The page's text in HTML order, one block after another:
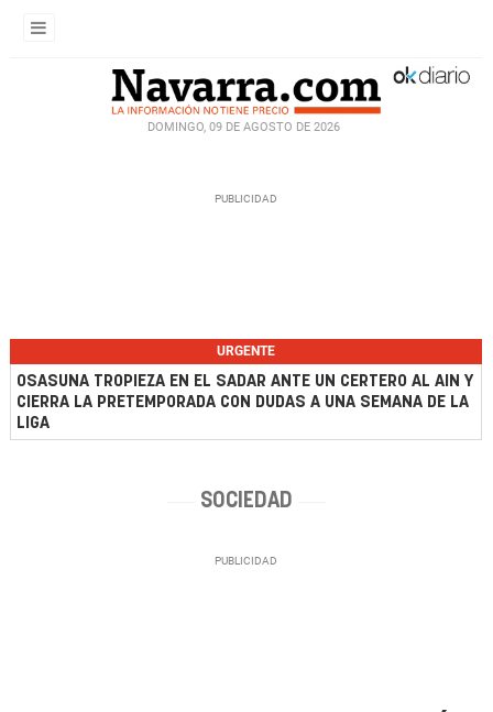
DOMINGO, 09 DE AGOSTO DE 2026
URGENTE
OSASUNA TROPIEZA EN EL SADAR ANTE UN CERTERO AL AIN Y
CIERRA LA PRETEMPORADA CON DUDAS A UNA SEMANA DE LA
LIGA
SOCIEDAD